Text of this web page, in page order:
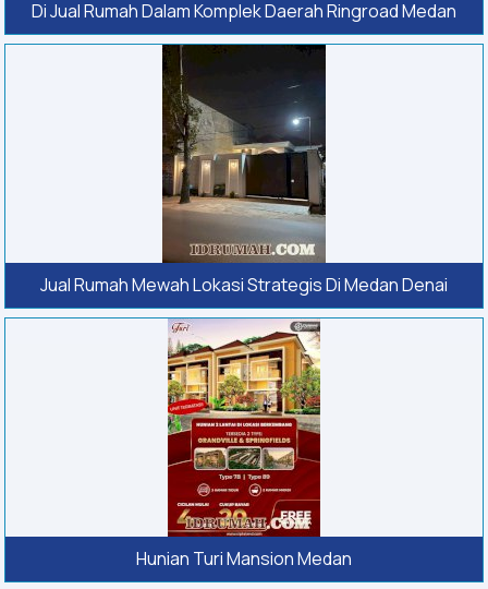
Di Jual Rumah Dalam Komplek Daerah Ringroad Medan
Jual Rumah Mewah Lokasi Strategis Di Medan Denai
Hunian Turi Mansion Medan